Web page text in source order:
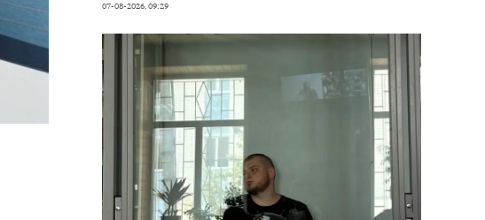
07-08-2026, 09:29